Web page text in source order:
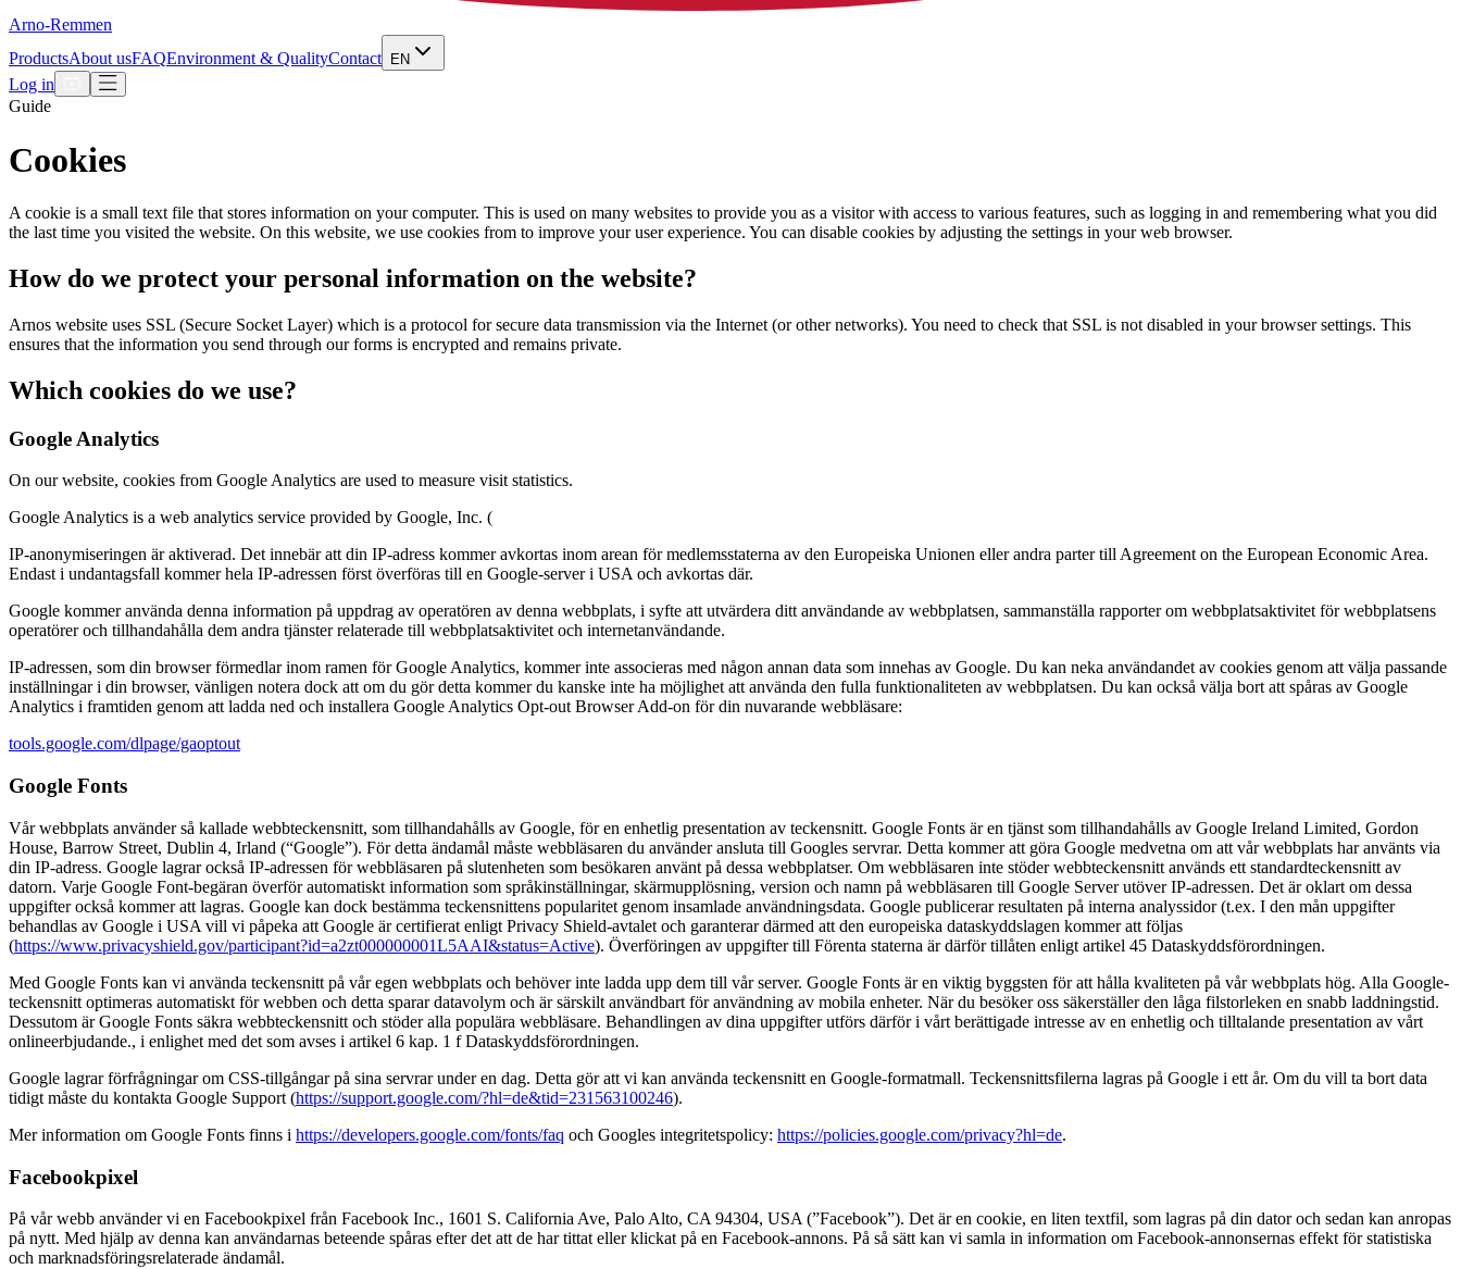
Arno-Remmen
ProductsAbout usFAQEnvironment & QualityContact EN
Log in
Guide
Cookies
A cookie is a small text file that stores information on your computer. This is used on many websites to provide you as a visitor with access to various features, such as logging in and remembering what you did
the last time you visited the website. On this website, we use cookies from to improve your user experience. You can disable cookies by adjusting the settings in your web browser.
How do we protect your personal information on the website?
Arnos website uses SSL (Secure Socket Layer) which is a protocol for secure data transmission via the Internet (or other networks). You need to check that SSL is not disabled in your browser settings. This
ensures that the information you send through our forms is encrypted and remains private.
Which cookies do we use?
Google Analytics
On our website, cookies from Google Analytics are used to measure visit statistics.
Google Analytics is a web analytics service provided by Google, Inc. (
IP-anonymiseringen är aktiverad. Det innebär att din IP-adress kommer avkortas inom arean för medlemsstaterna av den Europeiska Unionen eller andra parter till Agreement on the European Economic Area.
Endast i undantagsfall kommer hela IP-adressen först överföras till en Google-server i USA och avkortas där.
Google kommer använda denna information på uppdrag av operatören av denna webbplats, i syfte att utvärdera ditt användande av webbplatsen, sammanställa rapporter om webbplatsaktivitet för webbplatsens
operatörer och tillhandahålla dem andra tjänster relaterade till webbplatsaktivitet och internetanvändande.
IP-adressen, som din browser förmedlar inom ramen för Google Analytics, kommer inte associeras med någon annan data som innehas av Google. Du kan neka användandet av cookies genom att välja passande
inställningar i din browser, vänligen notera dock att om du gör detta kommer du kanske inte ha möjlighet att använda den fulla funktionaliteten av webbplatsen. Du kan också välja bort att spåras av Google
Analytics i framtiden genom att ladda ned och installera Google Analytics Opt-out Browser Add-on för din nuvarande webbläsare:
tools.google.com/dlpage/gaoptout
Google Fonts
Vår webbplats använder så kallade webbteckensnitt, som tillhandahålls av Google, för en enhetlig presentation av teckensnitt. Google Fonts är en tjänst som tillhandahålls av Google Ireland Limited, Gordon
House, Barrow Street, Dublin 4, Irland (“Google”). För detta ändamål måste webbläsaren du använder ansluta till Googles servrar. Detta kommer att göra Google medvetna om att vår webbplats har använts via
din IP-adress. Google lagrar också IP-adressen för webbläsaren på slutenheten som besökaren använt på dessa webbplatser. Om webbläsaren inte stöder webbteckensnitt används ett standardteckensnitt av
datorn. Varje Google Font-begäran överför automatiskt information som språkinställningar, skärmupplösning, version och namn på webbläsaren till Google Server utöver IP-adressen. Det är oklart om dessa
uppgifter också kommer att lagras. Google kan dock bestämma teckensnittens popularitet genom insamlade användningsdata. Google publicerar resultaten på interna analyssidor (t.ex. I den mån uppgifter
behandlas av Google i USA vill vi påpeka att Google är certifierat enligt Privacy Shield-avtalet och garanterar därmed att den europeiska dataskyddslagen kommer att följas
(https://www.privacyshield.gov/participant?id=a2zt000000001L5AAI&status=Active). Överföringen av uppgifter till Förenta staterna är därför tillåten enligt artikel 45 Dataskyddsförordningen.
Med Google Fonts kan vi använda teckensnitt på vår egen webbplats och behöver inte ladda upp dem till vår server. Google Fonts är en viktig byggsten för att hålla kvaliteten på vår webbplats hög. Alla Google-
teckensnitt optimeras automatiskt för webben och detta sparar datavolym och är särskilt användbart för användning av mobila enheter. När du besöker oss säkerställer den låga filstorleken en snabb laddningstid.
Dessutom är Google Fonts säkra webbteckensnitt och stöder alla populära webbläsare. Behandlingen av dina uppgifter utförs därför i vårt berättigade intresse av en enhetlig och tilltalande presentation av vårt
onlineerbjudande., i enlighet med det som avses i artikel 6 kap. 1 f Dataskyddsförordningen.
Google lagrar förfrågningar om CSS-tillgångar på sina servrar under en dag. Detta gör att vi kan använda teckensnitt en Google-formatmall. Teckensnittsfilerna lagras på Google i ett år. Om du vill ta bort data
tidigt måste du kontakta Google Support (https://support.google.com/?hl=de&tid=231563100246).
Mer information om Google Fonts finns i https://developers.google.com/fonts/faq och Googles integritetspolicy: https://policies.google.com/privacy?hl=de.
Facebookpixel
På vår webb använder vi en Facebookpixel från Facebook Inc., 1601 S. California Ave, Palo Alto, CA 94304, USA (”Facebook”). Det är en cookie, en liten textfil, som lagras på din dator och sedan kan anropas
på nytt. Med hjälp av denna kan användarnas beteende spåras efter det att de har tittat eller klickat på en Facebook-annons. På så sätt kan vi samla in information om Facebook-annonsernas effekt för statistiska
och marknadsföringsrelaterade ändamål.